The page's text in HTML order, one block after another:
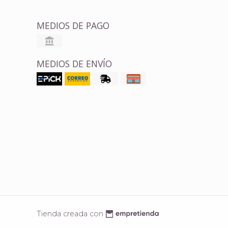
MEDIOS DE PAGO
MEDIOS DE ENVÍO
Tienda creada con